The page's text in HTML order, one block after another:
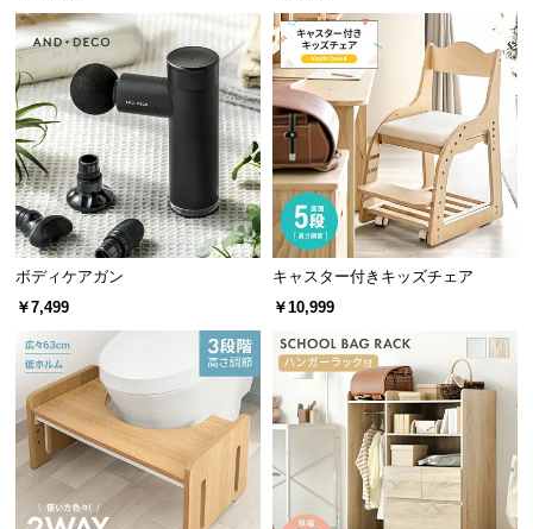
に
つ
い
て
お
客
様
サ
ボディケアガン
￥7,499
キャスター付きキッズチェア
￥10,999